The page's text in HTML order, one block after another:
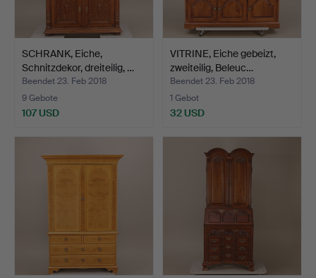
SCHRANK, Eiche,
Schnitzdekor, dreiteilig, …
Beendet 23. Feb 2018
9 Gebote
107 USD
VITRINE, Eiche gebeizt,
zweiteilig, Beleuc…
Beendet 23. Feb 2018
1 Gebot
32 USD